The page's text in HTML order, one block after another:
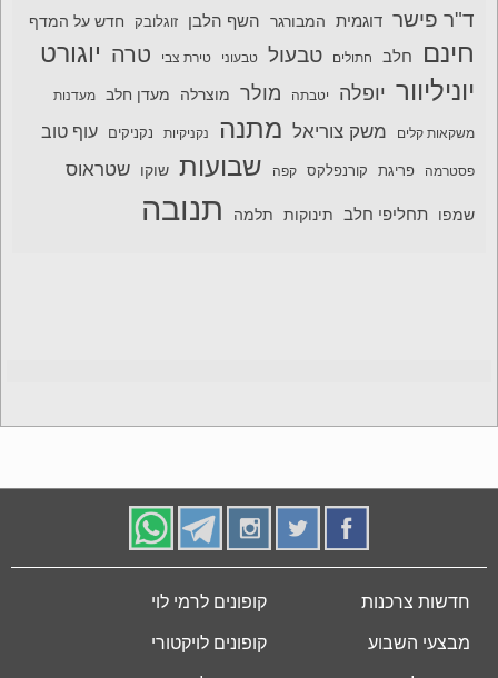
ד"ר פישר דוגמית המבורגר השף הלבן זוגלובק חדש על המדף
חינם חלב חתולים טבעול טבעוני טירת צבי טרה יוגורט
יוניליוור יופלה יטבתה מולר מוצרלה מעדן חלב מעדנות
משקאות קלים משק צוריאל מתנה נקניקיות נקניקים עוף טוב
פסטרמה פריגת קורנפלקס קפה שבועות שוקו שטראוס
שמפו תחליפי חלב תינוקות תלמה תנובה
חדשות צרכנות
מבצעי השבוע
קופונים לרמי לוי
קופונים לויקטורי